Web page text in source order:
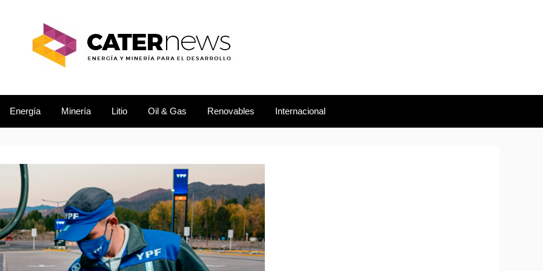
Energía Minería Litio Oil & Gas Renovables Internacional